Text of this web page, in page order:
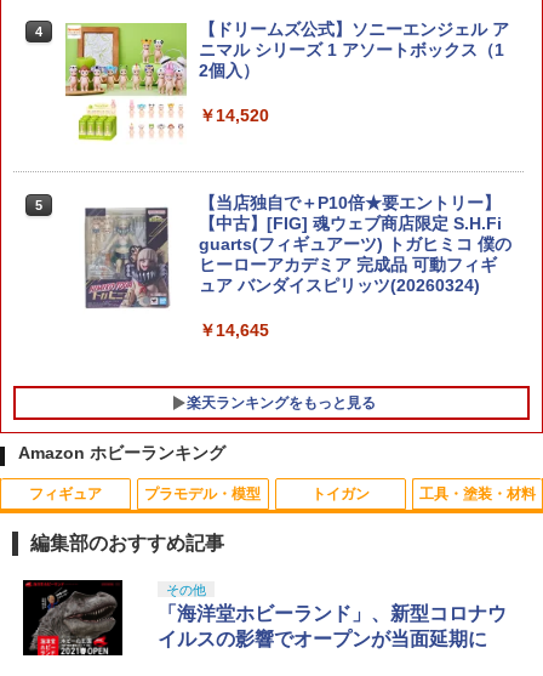
HG 1/144スケール 機動戦士ガンダム00
[ダブルオー] 【アルケーガンダム】
￥2,970
5
楽プラ スナップカー 1/24 EK9 シビック
タイプR 1997 スターライトブラックパ
ール 【09-SB】 (プラモデル)
￥3,406
4
【ドリームズ公式】ソニーエンジェル ア
ニマル シリーズ 1 アソートボックス（1
2個入）
￥14,520
5
【当店独自で＋P10倍★要エントリー】
【中古】[FIG] 魂ウェブ商店限定 S.H.Fi
guarts(フィギュアーツ) トガヒミコ 僕の
ヒーローアカデミア 完成品 可動フィギ
ュア バンダイスピリッツ(20260324)
￥14,645
楽天ランキングをもっと見る
1
東京マルイ パーフェクトヒット BB弾 0.
20g（1600発） メール便 対応商品 ポ
スト投函 ネコポス ゆうパケット
￥848
1
ドリフトタイヤ固定用スポンジテープ
（3mm厚×15mm幅） TP-72B RCパーツ
Amazon ホビーランキング
フィギュア
タカラトミー(TAKARA TOMY) T-SPAR
K トランスフォーマー ニューレジェンズ
NL-07 サウンドウェーブ 可動フィギュア
プラモデル・模型
BANDAI SPIRITS(バンダイ スピリッツ)
30MS SIS-J00 メルンジャ[カラーA] 色
分け済みプラモデル
トイガン
東京マルイ(TOKYO MARUI) No.25 コル
ト ガバメント HG 18歳以上エアーHOP
ハンドガン
工具・塗装・材料
GSIクレオス Mr.トップコート 水性プレ
ミアムトップコートスプレー 光沢 88ml
ホビー用仕上材 B601
編集部のおすすめ記事
その他
「海洋堂ホビーランド」、新型コロナウ
イルスの影響でオープンが当面延期に